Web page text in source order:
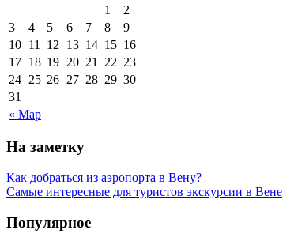
« Мар
1
2
3
4 5 6 7 8
9
10 11 12 13 14 15 16
17 18 19 20 21 22 23
24 25 26 27 28 29 30
31
На заметку
Как добраться из аэропорта в Вену?
Самые интересные для туристов экскурсии в Вене
Популярное